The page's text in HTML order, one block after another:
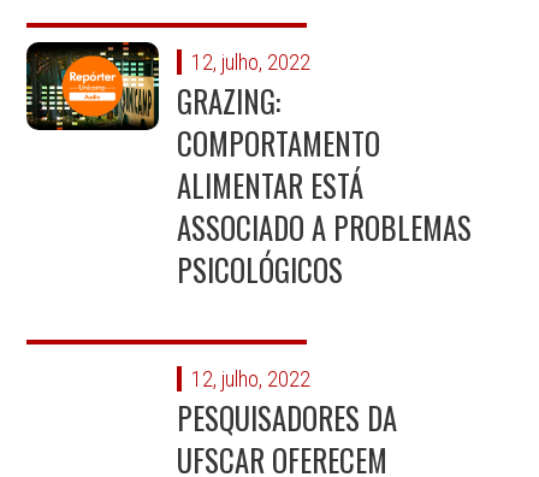
12, julho, 2022
GRAZING:
COMPORTAMENTO
ALIMENTAR ESTÁ
ASSOCIADO A PROBLEMAS
PSICOLÓGICOS
12, julho, 2022
PESQUISADORES DA
UFSCAR OFERECEM